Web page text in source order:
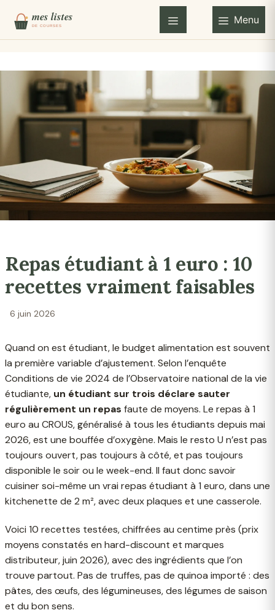
contenu
Menu Menu
Repas étudiant à 1 euro : 10
recettes vraiment faisables
6 juin 2026
Quand on est étudiant, le budget alimentation est souvent
la première variable d’ajustement. Selon l’enquête
Conditions de vie 2024 de l’Observatoire national de la vie
étudiante, un étudiant sur trois déclare sauter
régulièrement un repas faute de moyens. Le repas à 1
euro au CROUS, généralisé à tous les étudiants depuis mai
2026, est une bouffée d’oxygène. Mais le resto U n’est pas
toujours ouvert, pas toujours à côté, et pas toujours
disponible le soir ou le week-end. Il faut donc savoir
cuisiner soi-même un vrai repas étudiant à 1 euro, dans une
kitchenette de 2 m², avec deux plaques et une casserole.
Voici 10 recettes testées, chiffrées au centime près (prix
moyens constatés en hard-discount et marques
distributeur, juin 2026), avec des ingrédients que l’on
trouve partout. Pas de truffes, pas de quinoa importé : des
pâtes, des œufs, des légumineuses, des légumes de saison
et du bon sens.